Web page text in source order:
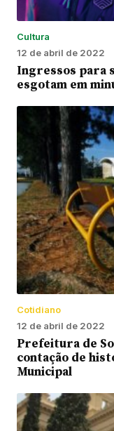
Cultura
12 de abril de 2022
Ingressos para
esgotam em
Cotidiano
12 de abril de 2022
Prefeitura de
contação de
Municipal